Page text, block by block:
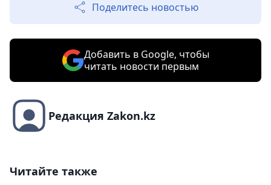
Поделитесь новостью
Добавить в Google, чтобы
читать новости первым
Редакция Zakon.kz
Читайте также